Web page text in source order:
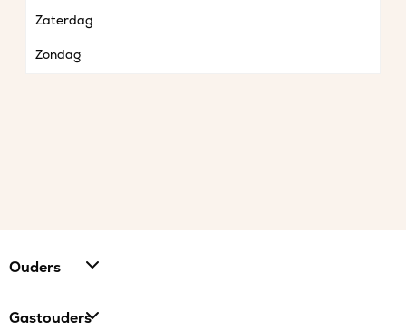
Zaterdag
Zondag
Ouders
Gastouders